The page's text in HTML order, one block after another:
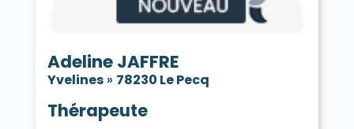
Adeline JAFFRE
Yvelines» 78230 Le Pecq
Thérapeute